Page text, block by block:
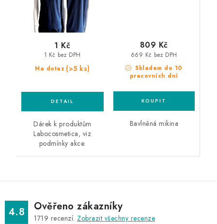
Na dotaz (>5 ks)
1 Kč bez DPH
1 Kč
Dárek k produktům
Labocosmetica, viz
podmínky akce.
Skladem do 10
pracovních dní
669 Kč bez DPH
809 Kč
Bavlněná mikina
4.8 Ověřeno zákazníky
1719 recenzí. Zobrazit všechny recenze